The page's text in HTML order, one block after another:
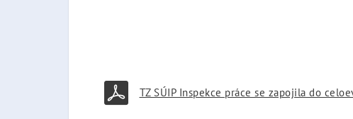
TZ SÚIP Inspekce práce se zapojila do